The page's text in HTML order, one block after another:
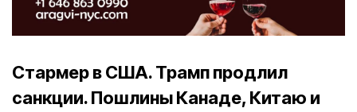
Стармер в США. Трамп продлил
санкции. Пошлины Канаде, Китаю и